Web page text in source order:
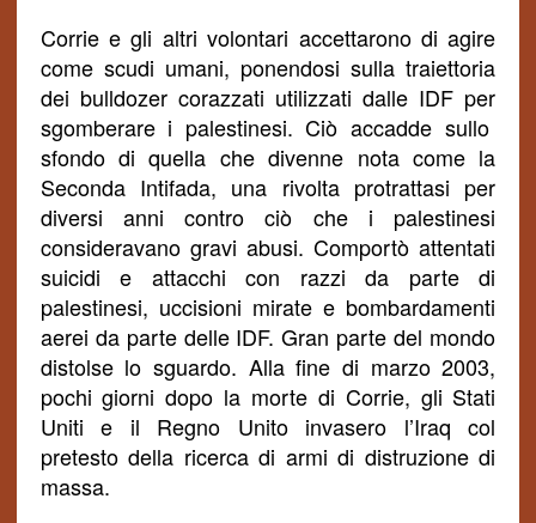
Corrie e gli altri volontari accettarono di agire
come scudi umani, ponendosi sulla traiettoria
dei bulldozer corazzati utilizzati dalle IDF per
sgomberarei palestinesi. Ciò accadde sullo
sfondo di quella che divenne nota come la
Seconda Intifada, una rivolta protrattasi per
diversi anni contro ciò che i palestinesi
consideravano gravi abusi. Comportò attentati
suicidi e attacchicon razzi da parte di
palestinesi, uccisioni mirate e bombardamenti
aerei da parte delle IDF. Gran parte del mondo
distolse lo sguardo. Alla fine di marzo 2003,
pochi giorni dopo la morte di Corrie, gli Stati
Uniti e il Regno Unito invasero l’Iraq col
pretesto della ricerca di armi di distruzione di
massa.